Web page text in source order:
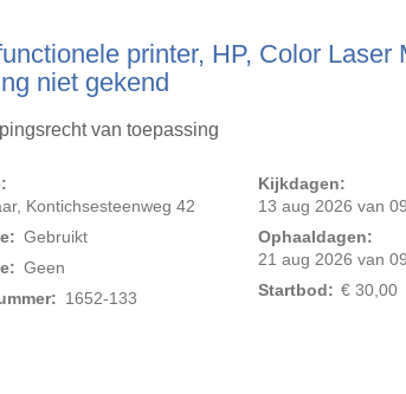
printer, HP, Color Laser
niet gekend
van toepassing
Kontichsesteenweg 42
Gebruikt
Geen
1652-133
Kijkdagen:
13 aug 2026 van
Ophaaldagen:
21 aug 2026 van
Startbod: € 30,00